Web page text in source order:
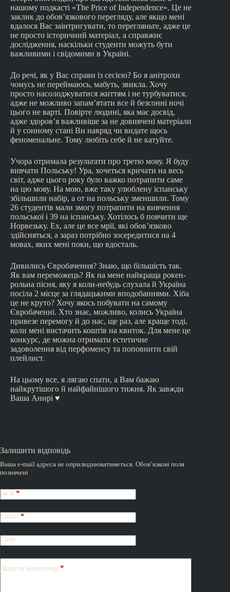
нашому подкасті «The Price of Independence». Це не
заклик до обов’язкового перегляду, але якщо мені
вдалося Вас заінтригувати, то перегляньте, адже це
не просто історичний матеріал, а справжнє
дослідження, наскільки студенти можуть бути
важливими і свідомими в Україні.
До речі, як у Вас справи із сесією? Бо я анітрохи
чомусь не переймаюсь, мабуть, звикла. Хочу
просто насолоджуватися життям і не турбуватися,
адже не можливо запам’ятати все й безсонні ночі
цього не варті. Повірте людині, яка має досвід,
адже здоров’я важливіше за не довивчені матеріали
й у сонному стані Ви навряд чи видате щось
феноменальне. Тому любіть себе й не катуйте.
Учора отримала результати про третю мову. Я буду
вивчати Польську! Ура, хочеться кричати на весь
світ, адже цього року було важко потрапити саме
на цю мову. На мою, вже таку улюблену іспанську
збільшили набір, а от на польську зменшили. Тому
26 студентів мали змогу потрапити на вивчення
польської і 39 на іспанську. Хотілось б повчити ще
Норвезьку. Ех, але це все мрії, які обов’язково
здійсняться, а зараз потрібно зосередитися на 4
мовах, яких мені поки, що вдосталь.
Дивились Євробачення? Знаю, що більшість так.
Як вам переможець? Як на мене найкраща рокен-
рольна пісня, яку я коли-небудь слухала й Україна
посіла 2 місце за глядацькими вподобаннями. Хіба
це не круто? Хочу якось побувати на самому
Євробаченні. Хто знає, можливо, колись Україна
привезе перемогу й до нас, ще раз, але краще тоді,
коли мені вистачить коштів на квиток. Для мене це
конкурс, де можна отримати естетичне
задоволення від перфоменсу та поповнити свій
плейлист.
На цьому все, я лягаю спати, а Вам бажаю
найкрутішого й найфайнішого тижня. Як завжди
Ваша Анирі ♥️
Залишити відповідь
Ваша e-mail адреса не оприлюднюватиметься. Обов’язкові поля
позначені *
Ім’я *
Email *
Сайт
Додати коментар *